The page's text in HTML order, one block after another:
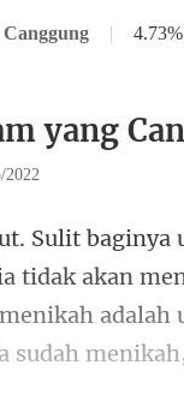
| 4.73%
yang
2022
tidak akan
adalah